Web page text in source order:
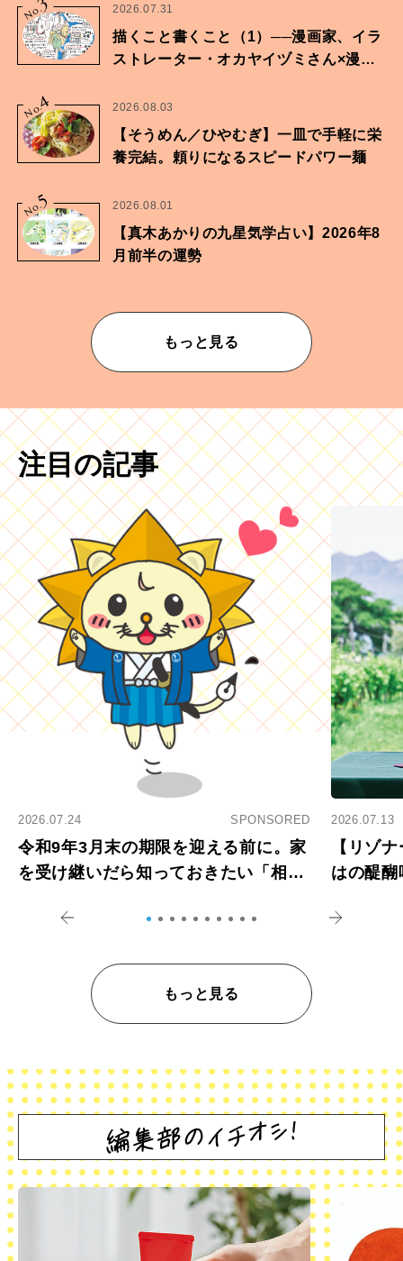
No. 2026.07.31
描くこと書くこと（1）──漫画家、イラ
ストレーター・オカヤイヅミさん×漫画
No.
4 2026.08.03
【そうめん／ひやむぎ】一皿で手軽に栄
養完結。頼りになるスピードパワー麺
No.5 2026.08.01
【真木あかりの九星気学占い】2026年8
月前半の運勢
もっと見る
注目の記事
2026.07.24 SPONSORED
令和9年3月末の期限を迎える前に。家
を受け継いだら知っておきたい「相続
2026.07.13
【リゾ
はの醍
もっと見る